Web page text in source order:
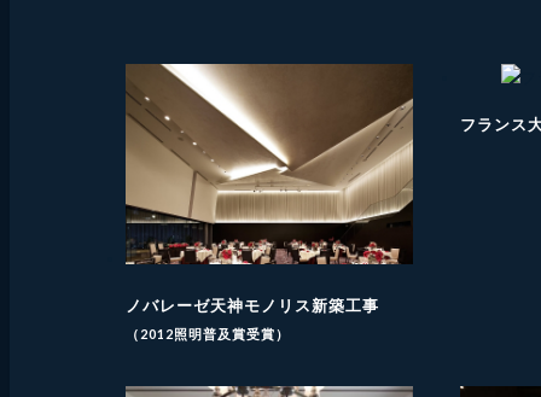
ノバレーゼ天神モノリス新築工事
（2012照明普及賞受賞）
フランス